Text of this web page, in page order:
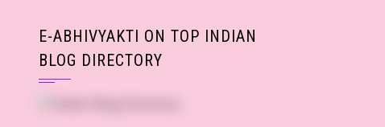
E-ABHIVYAKTI ON TOP INDIAN
BLOG DIRECTORY